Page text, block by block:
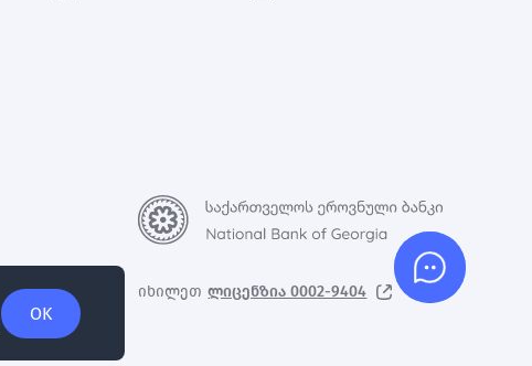
იხილეთ ლიცენზია 0002-9404
OK